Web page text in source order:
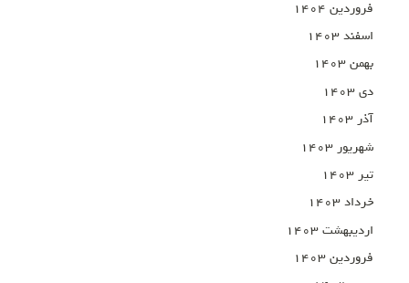
فروردین ۱۴۰۴
اسفند ۱۴۰۳
بهمن ۱۴۰۳
دی ۱۴۰۳
آذر ۱۴۰۳
شهریور ۱۴۰۳
تیر ۱۴۰۳
خرداد ۱۴۰۳
اردیبهشت ۱۴۰۳
فروردین ۱۴۰۳